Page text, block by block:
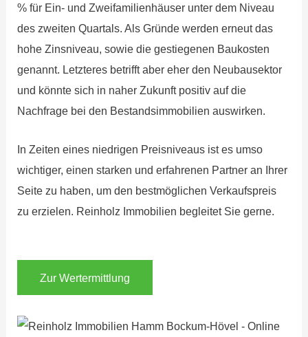
% für Ein- und Zweifamilienhäuser unter dem Niveau
des zweiten Quartals. Als Gründe werden erneut das
hohe Zinsniveau, sowie die gestiegenen Baukosten
genannt. Letzteres betrifft aber eher den Neubausektor
und könnte sich in naher Zukunft positiv auf die
Nachfrage bei den Bestandsimmobilien auswirken.
In Zeiten eines niedrigen Preisniveaus ist es umso
wichtiger, einen starken und erfahrenen Partner an Ihrer
Seite zu haben, um den bestmöglichen Verkaufspreis
zu erzielen. Reinholz Immobilien begleitet Sie gerne.
Zur Wertermittlung